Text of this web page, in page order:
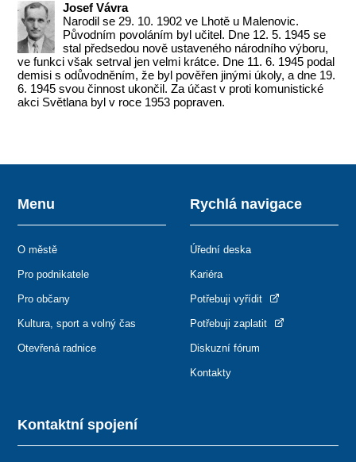
Josef Vávra
Narodil se 29. 10. 1902 ve Lhotě u Malenovic.
Původním povoláním byl učitel. Dne 12. 5. 1945 se
stal předsedou nově ustaveného národního výboru,
ve funkci však setrval jen velmi krátce. Dne 11. 6. 1945 podal
demisi s odůvodněním, že byl pověřen jinými úkoly, a dne 19.
6. 1945 svou činnost ukončil. Za účast v proti komunistické
akci Světlana byl v roce 1953 popraven.
Kontaktní spojení
Menu
O městě
Pro podnikatele
Pro občany
Kultura, sport a volný čas
Otevřená radnice
Rychlá navigace
Úřední deska
Kariéra
Potřebuji vyřídit
Potřebuji zaplatit
Diskuzní fórum
Kontakty